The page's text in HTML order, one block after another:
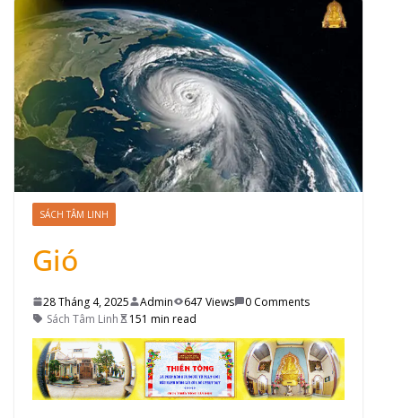
SÁCH TÂM LINH
Gió
28 Tháng 4, 2025 Admin 647 Views
0 Comments
Sách Tâm Linh
151 min read